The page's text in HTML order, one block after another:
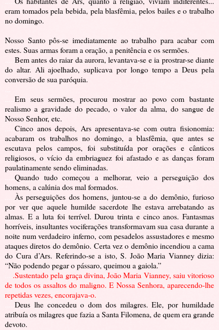
eram tomados pela bebida, pela blasfêmia, pelos bailes e o trabalho
no domingo.
Nosso Santo pôs-se imediatamente ao trabalho para acabar com
estes. Suas armas foram a oração, a penitência e os sermões.
Bem antes do raiar da aurora, levantava-se e ia prostrar-se diante
do altar. Ali ajoelhado, suplicava por longo tempo a Deus pela
conversão de sua paróquia.
Em seus sermões, procurou mostrar ao povo com bastante
realismo a gravidade do pecado, o valor da alma, do sangue de
Nosso Senhor, etc.
Cinco anos depois, Ars apresentava-se com outra fisionomia:
acabaram os trabalhos no domingo, a blasfêmia, que antes se
escutava pelos campos, foi substituída por orações e cânticos
religiosos, o vício da embriaguez foi afastado e as danças foram
paulatinamente sendo eliminadas.
Quando tudo começou a melhorar, veio a perseguição dos
homens, a calúnia dos mal formados.
Às perseguições dos homens, juntou-se a do demônio, furioso
por ver que aquele humilde sacerdote lhe estava arrebatando as
almas. E a luta foi terrível. Durou trinta e cinco anos. Fantasmas
horríveis, insultantes vociferações transformavam sua casa durante a
noite num verdadeiro inferno, com pesadelos assustadores e mesmo
ataques diretos do demônio. Certa vez o demônio incendiou a cama
do Cura d’Ars. Referindo-se a isto, S. João Maria Vianney dizia:
“Não podendo pegar o pássaro, queimou a gaiola.”
.Sustentado pela graça divina, João Maria Vianney, saiu vitorioso
de todos os assaltos do maligno. E Nossa Senhora, aparecendo-lhe
repetidas vezes, encorajava-o.
Deus lhe concedeu o dom dos milagres. Ele, por humildade
atribuía os milagres que fazia a Santa Filomena, de quem era grande
devoto.